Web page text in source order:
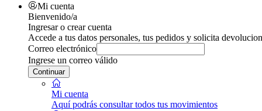
Mi cuenta
Bienvenido/a
Ingresar o crear cuenta
Accede a tus datos personales, tus pedidos y solicita
Correo electrónico
Ingrese un correo válido
Continuar
Mi cuenta
Aquí podrás consultar todos tus movimientos